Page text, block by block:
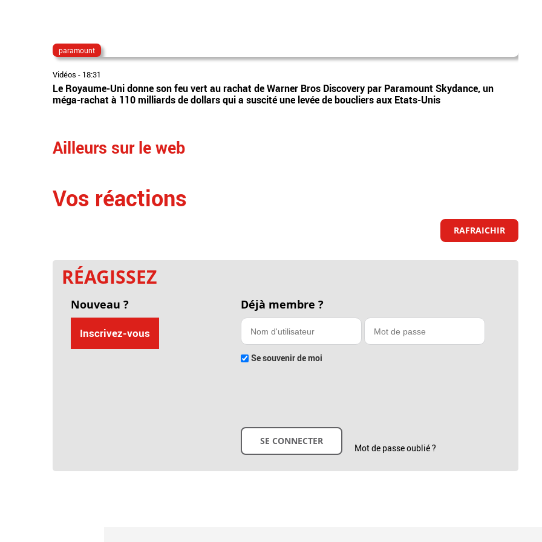
paramount
Vidéos - 18:31
Le Royaume-Uni donne son feu vert au rachat de Warner Bros Discovery par Paramount Skydance, un
méga-rachat à 110 milliards de dollars qui a suscité une levée de boucliers aux Etats-Unis
Ailleurs sur le web
Vos réactions
RAFRAICHIR
RÉAGISSEZ
Nouveau ?
Inscrivez-vous
Déjà membre ?
Se souvenir de moi
Mot de passe oublié ?